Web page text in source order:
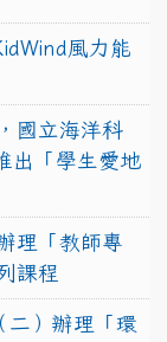
風力能
國立海洋科
出「學生愛地
理「教師專
課程
二）辦理「環